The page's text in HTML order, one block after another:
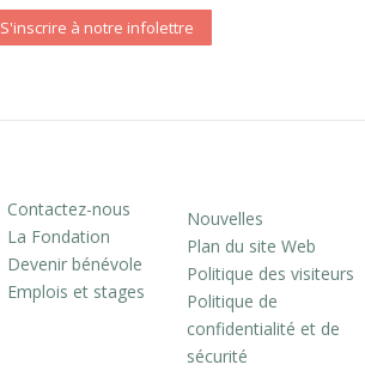
S'inscrire à notre infolettre
Contactez-nous
La Fondation
Devenir bénévole
Emplois et stages
Nouvelles
Plan du site Web
Politique des visiteurs
Politique de
confidentialité et de
sécurité